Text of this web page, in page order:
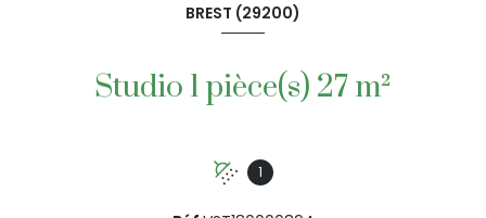
BREST (29200)
Studio 1 pièce(s) 27 m²
1